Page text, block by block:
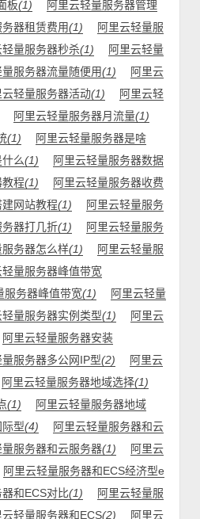
板(1)
阿里云轻量服务器管理
器租赁费用(1)
阿里云轻量服
轻量服务器秒杀(1)
阿里云轻量
量服务器流量随便用(1)
阿里云
云轻量服务器活动(1)
阿里云轻
阿里云轻量服务器月流量(1)
(1)
阿里云轻量服务器是啥
什么(1)
阿里云轻量服务器数据
教程(1)
阿里云轻量服务器收费
网站教程(1)
阿里云轻量服务
务器打几折(1)
阿里云轻量服务
服务器怎么样(1)
阿里云轻量服
轻量服务器峰值带宽
服务器峰值带宽(1)
阿里云轻量
轻量服务器实例类型(1)
阿里云
阿里云轻量服务器安装
量服务器多公网IP型(2)
阿里云
阿里云轻量服务器地域选择(1)
(1)
阿里云轻量服务器地域
际型(4)
阿里云轻量服务器和云
量服务器和云服务器(1)
阿里云
阿里云轻量服务器和ECS经济型e
和ECS对比(1)
阿里云轻量服
云轻量服务器和ECS(2)
阿里云